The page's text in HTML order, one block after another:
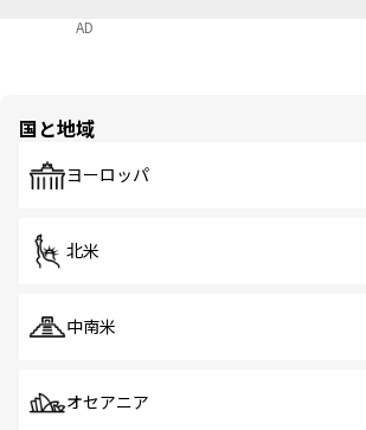
AD
国と地域
ヨーロッパ
北米
中南米
オセアニア